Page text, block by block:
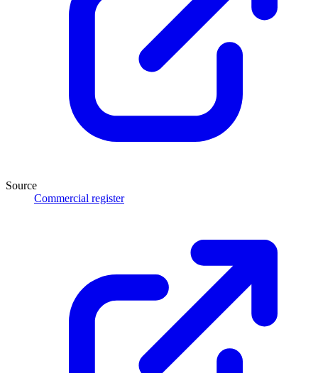
Source
Commercial register